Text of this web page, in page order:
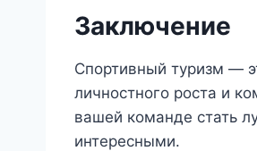
Заключение
Спортивный туризм —
личностного роста и
вашей команде стать
интересными.